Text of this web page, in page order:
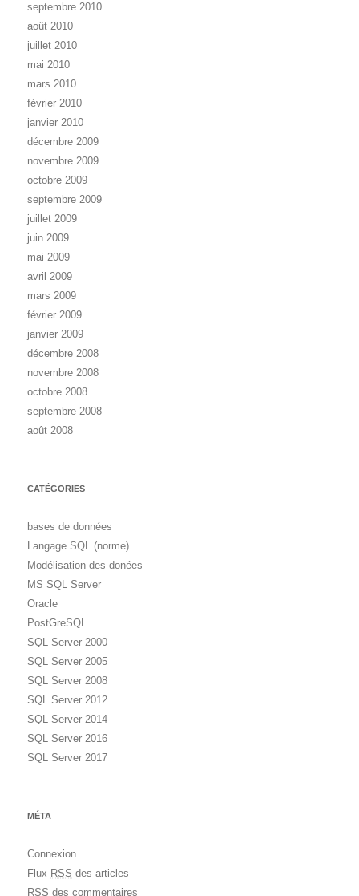
septembre 2010
août 2010
juillet 2010
mai 2010
mars 2010
février 2010
janvier 2010
décembre 2009
novembre 2009
octobre 2009
septembre 2009
juillet 2009
juin 2009
mai 2009
avril 2009
mars 2009
février 2009
janvier 2009
décembre 2008
novembre 2008
octobre 2008
septembre 2008
août 2008
CATÉGORIES
bases de données
Langage SQL (norme)
Modélisation des donées
MS SQL Server
Oracle
PostGreSQL
SQL Server 2000
SQL Server 2005
SQL Server 2008
SQL Server 2012
SQL Server 2014
SQL Server 2016
SQL Server 2017
MÉTA
Connexion
Flux RSS des articles
RSS des commentaires